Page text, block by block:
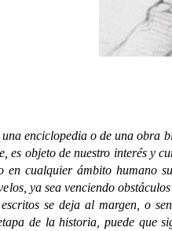
o de una obra
es objeto de nuestro interés
cualquier ámbito humano
ya sea venciendo
se deja al margen, o
de la historia, puede que